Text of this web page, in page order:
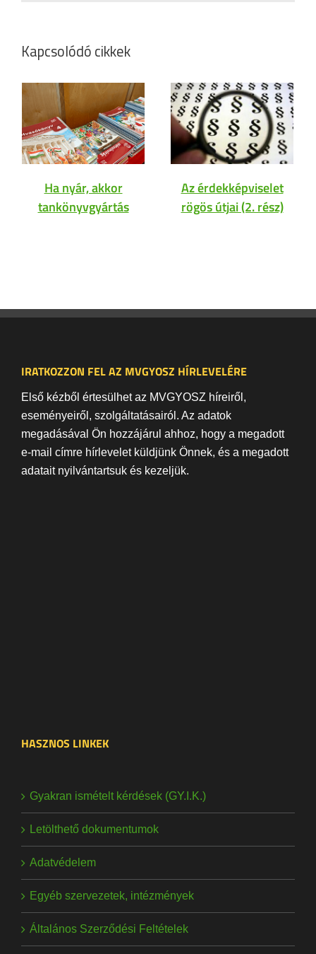
Kapcsolódó cikkek
Ha nyár, akkor
tankönyvgyártás
Az érdekképviselet
rögös útjai (2. rész)
IRATKOZZON FEL AZ MVGYOSZ HÍRLEVELÉRE
Első kézből értesülhet az MVGYOSZ híreiről,
eseményeiről, szolgáltatásairól. Az adatok
megadásával Ön hozzájárul ahhoz, hogy a megadott
e-mail címre hírlevelet küldjünk Önnek, és a megadott
adatait nyilvántartsuk és kezeljük.
HASZNOS LINKEK
Gyakran ismételt kérdések (GY.I.K.)
Letölthető dokumentumok
Adatvédelem
Egyéb szervezetek, intézmények
Általános Szerződési Feltételek